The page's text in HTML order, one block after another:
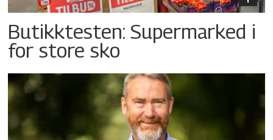
Butikktesten: Supermarked i
for store sko